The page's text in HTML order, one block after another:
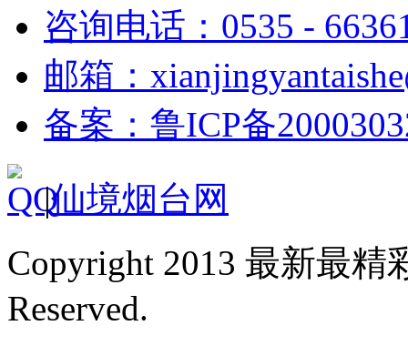
咨询电话：0535 -
邮箱：
备案：鲁ICP备
|仙境烟台网
Copyright 2013 最新最
Reserved.